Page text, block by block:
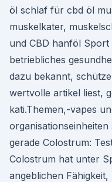
öl schlaf für cbd öl
muskelkater,
und CBD hanföl
betriebliches
dazu bekannt,
wertvolle artikel liest,
kati.Themen,-vapes
gerade Colostrum:
Colostrum hat unter
angeblichen